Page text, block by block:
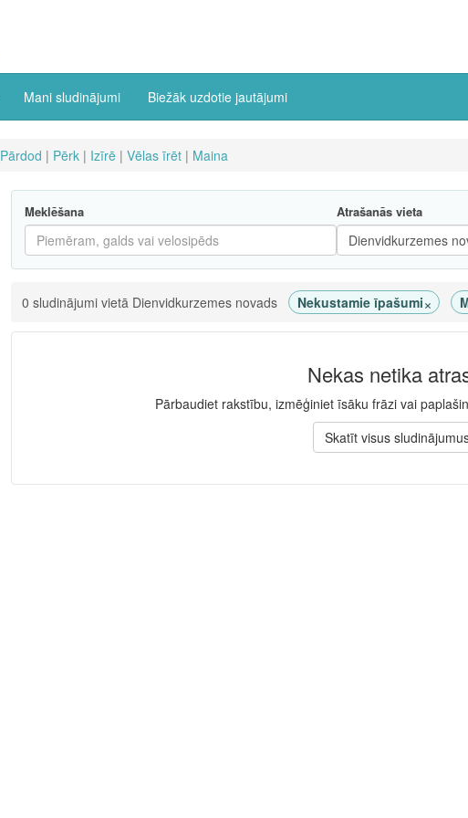
Mani sludinājumi Biežāk uzdotie jautājumi
Pārdod | Pērk | Izīrē | Vēlas īrēt | Maina
Meklēšana Atrašanās vieta
0 sludinājumi vietā Dienvidkurzemes novads Nekustamie īpašumi×
Nekas netika
Pārbaudiet rakstību, izmēģiniet īsāku frāzi vai
Skatīt visus